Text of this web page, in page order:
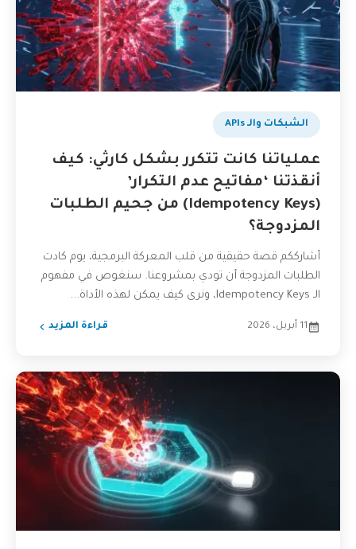
الشبكات والـ APIs
عملياتنا كانت تتكرر بشكل كارثي: كيف
أنقذتنا ‘مفاتيح عدم التكرار’
(Idempotency Keys) من جحيم الطلبات
المزدوجة؟
أشارككم قصة حقيقية من قلب المعركة البرمجية، يوم كادت
الطلبات المزدوجة أن تودي بمشروعنا. سنغوص في مفهوم
الـ Idempotency Keys، ونرى كيف يمكن لهذه الأداة...
11 أبريل، 2026 قراءة المزيد